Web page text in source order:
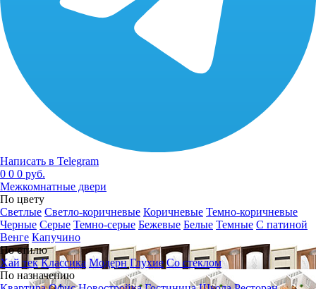
Написать в Telegram
0 0 0 руб.
Межкомнатные двери
По цвету
Светлые Светло-коричневые Коричневые Темно-коричневые
Черные Серые Темно-серые Бежевые Белые Темные С патиной
Венге Капучино
По стилю
Хай тек Классика Модерн Глухие Со стеклом
По назначению